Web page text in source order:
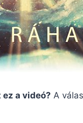
a videó? A